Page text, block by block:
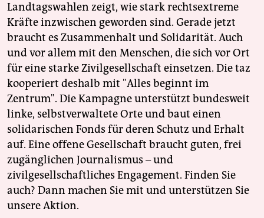
Landtagswahlen zeigt, wie stark rechtsextreme
Kräfte inzwischen geworden sind. Gerade jetzt
braucht es Zusammenhalt und Solidarität. Auch
und vor allem mit den Menschen, die sich vor Ort
für eine starke Zivilgesellschaft einsetzen. Die taz
kooperiert deshalb mit "Alles beginnt im
Zentrum". Die Kampagne unterstützt bundesweit
linke, selbstverwaltete Orte und baut einen
solidarischen Fonds für deren Schutz und Erhalt
auf. Eine offene Gesellschaft braucht guten, frei
zugänglichen Journalismus – und
zivilgesellschaftliches Engagement. Finden Sie
auch? Dann machen Sie mit und unterstützen Sie
unsere Aktion.